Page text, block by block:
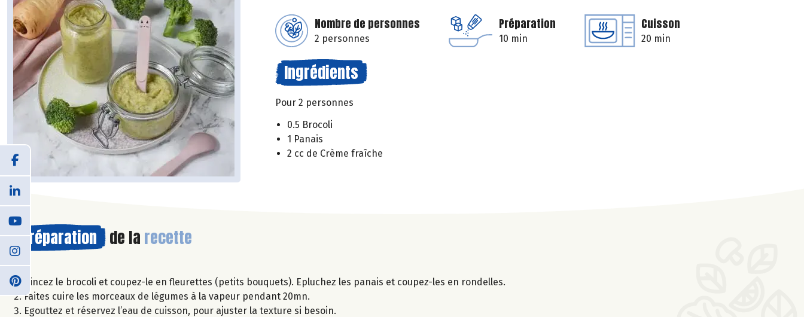
Nombre de personnes
2 personnes
Préparation
10 min
Cuisson
20 min
Ingrédients
Pour 2 personnes
0.5 Brocoli
1 Panais
2 cc de Crème fraîche
Préparation de la recette
Rincez le brocoli et coupez-le en fleurettes (petits bouquets). Epluchez les panais et coupez-les en rondelles.
Faites cuire les morceaux de légumes à la vapeur pendant 20mn.
Egouttez et réservez l’eau de cuisson, pour ajuster la texture si besoin.